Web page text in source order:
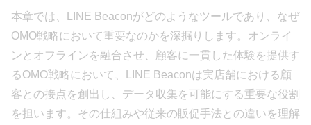
本章では、LINE Beaconがどのようなツールであり、なぜ
OMO戦略において重要なのかを深掘りします。オンライ
ンとオフラインを融合させ、顧客に一貫した体験を提供す
るOMO戦略において、LINE Beaconは実店舗における顧
客との接点を創出し、データ収集を可能にする重要な役割
を担います。その仕組みや従来の販促手法との違いを理解